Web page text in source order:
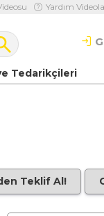
Yardım
Tedarikçileri
Teklif Al!